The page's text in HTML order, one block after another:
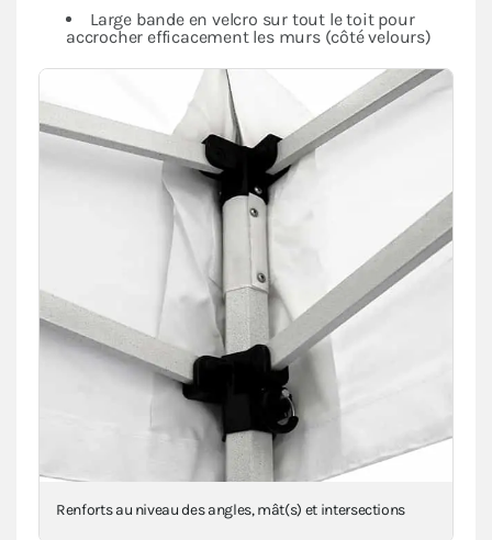
Large bande en velcro sur tout le toit pour
accrocher efficacement les murs (côté velours)
Renforts au niveau des angles, mât(s) et intersections